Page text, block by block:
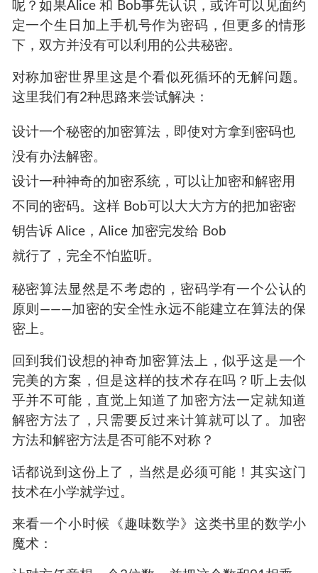
如果用对称加密的思路，可能的步骤是使用压缩
工具对文件进行加密压缩，然后通过Email把加密
发短信或者打电话把解压密码告诉对方。但是作
为绝密情报传输，面对国家机器的力量，上面的
过程依然可能泄密。如果想办法把密码加密后再
发过去，但是给密码加密的方式又该如何确定
呢？如果Alice 和 Bob事先认识，或许可以见面约
定一个生日加上手机号作为密码，但更多的情形
下，双方并没有可以利用的公共秘密。
对称加密世界里这是个看似死循环的无解问题。
这里我们有2种思路来尝试解决：
设计一个秘密的加密算法，即使对方拿到密码也
没有办法解密。
设计一种神奇的加密系统，可以让加密和解密用
不同的密码。这样 Bob可以大大方方的把加密密
钥告诉 Alice，Alice 加密完发给 Bob
就行了，完全不怕监听。
秘密算法显然是不考虑的，密码学有一个公认的
原则———加密的安全性永远不能建立在算法的保
密上。
回到我们设想的神奇加密算法上，似乎这是一个
完美的方案，但是这样的技术存在吗？听上去似